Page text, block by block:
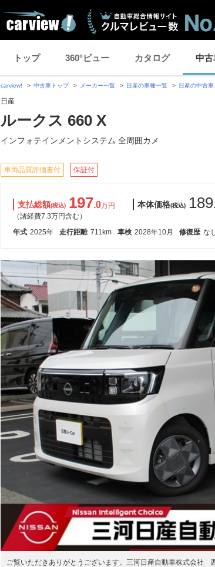
トップ 360°ビュー カタログ 中
carview! 中古車トップ メーカー一覧 日産の車種一覧 日産の中古車
日産
ルークス 660 X
インフォテインメントシステム 全周囲カメ
車両品質評価書付 保証付
支払総額(税込) 197.0万円
（諸経費7.3万円含む）
本体価格(税込) 189
年式 2025年 走行距離 711km 車検 2028年10月 修復歴 な
ご覧いただきありがとうございます。三河日産自動車株式会